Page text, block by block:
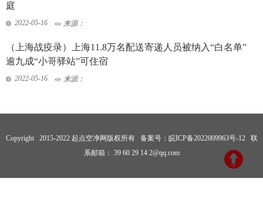
庭
2022-05-16 来源：
（上海战疫录）上海11.8万名配送寄递人员被纳入“白名单”
逾九成“小哥驿站”可住宿
2022-05-16 来源：
Copyright 2015-2022 起点空净网版权所有 备案号： 皖ICP备2022009963号-12联
系邮箱： 39 60 29 14 2@qq.com